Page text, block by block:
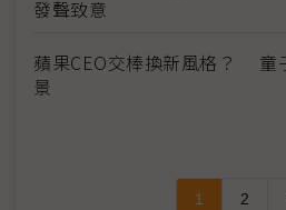
發聲致意
蘋果CEO交棒換新風格？ 童
景
1 2